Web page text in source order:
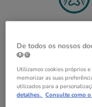
De todos os nossos
🐶🍪
Utilizamos cookies próprios
memorizar as suas
utilizados para a
detalhes. Consulte como